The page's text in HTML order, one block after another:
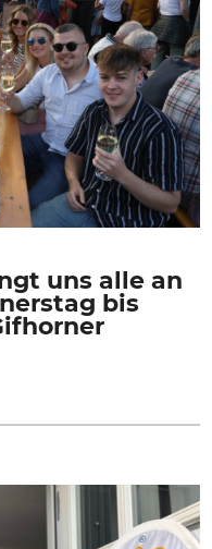
uns alle an
bis